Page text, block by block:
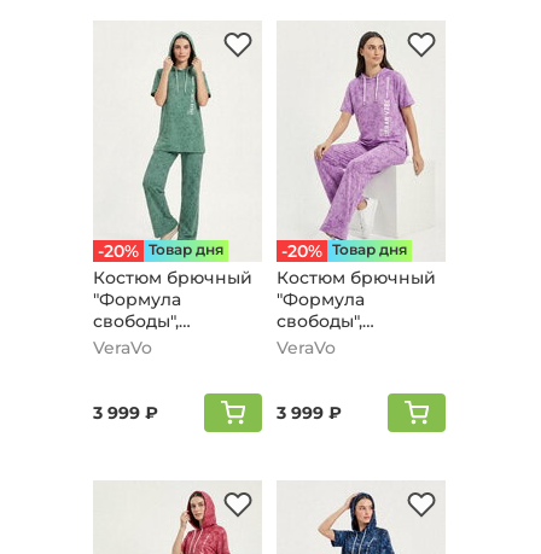
-20% Товар дня
Костюм брючный
"Формула
свободы",
зеленый
VeraVo
3 999 ₽
-20% Товар дня
Костюм брючный
"Формула
свободы",
сиреневый
VeraVo
3 999 ₽